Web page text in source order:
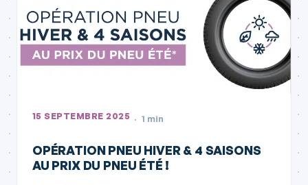
15 SEPTEMBRE 2025 1 min
OPÉRATION PNEU HIVER & 4 SAISONS
AU PRIX DU PNEU ÉTÉ !